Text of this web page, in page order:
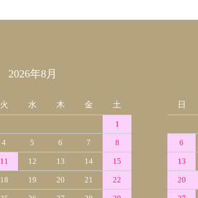
2026年8月
火 水 木 金 土
1
4 5 6 7 8
11 12 13 14 15
18 19 20 21 22
日
6
13
20